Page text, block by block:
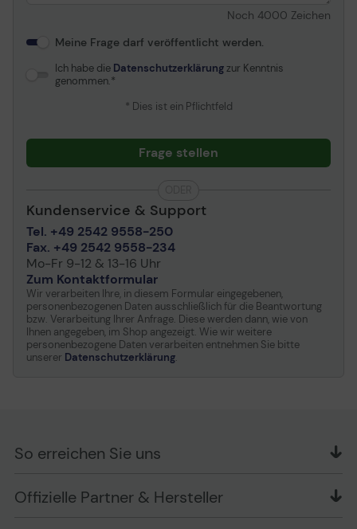
Noch 4000 Zeichen
Meine Frage darf veröffentlicht werden.
Ich habe die Datenschutzerklärungzur Kenntnis
genommen.
* Dies ist ein Pflichtfeld
Frage stellen
Kundenservice & Support
Tel. +49 2542 9558-250
Fax. +49 2542 9558-234
Mo-Fr 9-12 & 13-16 Uhr
Zum Kontaktformular
Wir verarbeiten Ihre, in diesem Formular eingegebenen,
personenbezogenen Daten ausschließlich für die Beantwortung
bzw. Verarbeitung Ihrer Anfrage. Diese werden dann, wie von
Ihnen angegeben, im Shop angezeigt. Wie wir weitere
personenbezogene Daten verarbeiten entnehmen Sie bitte
unserer Datenschutzerklärung.
Offizielle Partner & Hersteller
So erreichen Sie uns
Schlesierring 35